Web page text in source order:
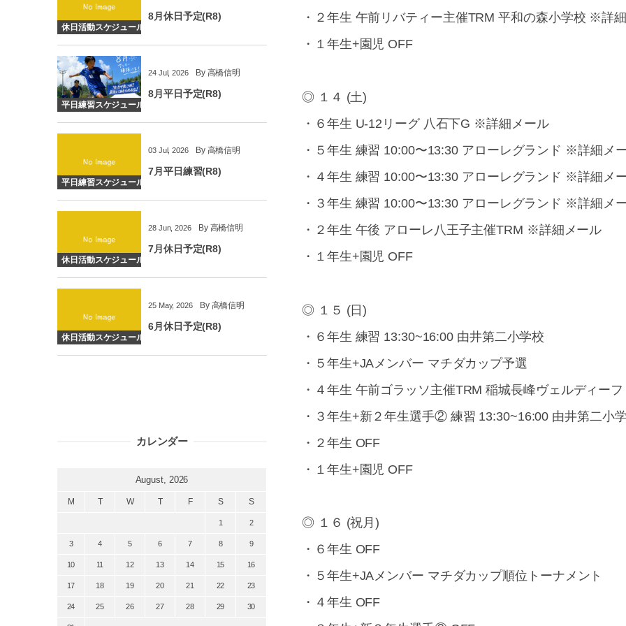
・２年生 午前リバティー主催TRM 平和の森小学校 ※詳
・１年生+園児 OFF
◎ １４ (土)
・６年生 U-12リーグ 八石下G ※詳細メール
・５年生 練習 10:00〜13:30 アローレグランド ※詳細メ
・４年生 練習 10:00〜13:30 アローレグランド ※詳細メ
・３年生 練習 10:00〜13:30 アローレグランド ※詳細メ
・２年生 午後 アローレ八王子主催TRM ※詳細メール
・１年生+園児 OFF
◎ １５ (日)
・６年生 練習 13:30~16:00 由井第二小学校
・５年生+JAメンバー マチダカップ予選
・４年生 午前ゴラッソ主催TRM 稲城長峰ヴェルディー
・３年生+新２年生選手② 練習 13:30~16:00 由井第二小
・２年生 OFF
・１年生+園児 OFF
◎ １６ (祝月)
・６年生 OFF
・５年生+JAメンバー マチダカップ順位トーナメント
・４年生 OFF
休日活動スケジュール
8月休日予定(R8)
平日練習スケジュール
24 Jul,2026 By 高橋信明
8月平日予定(R8)
平日練習スケジュール
03 Jul,2026 By 高橋信明
7月平日練習(R8)
休日活動スケジュール
28 Jun,2026 By 高橋信明
7月休日予定(R8)
休日活動スケジュール
25 May,2026 By 高橋信明
6月休日予定(R8)
カレンダー
August, 2026
M T W T F S S
1 2
3 4 5 6 7 8 9
10 11 12 13 14 15 16
17 18 19 20 21 22 23
24 25 26 27 28 29 30